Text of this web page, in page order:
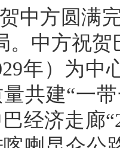
中方圆满
。中方祝
年）为
共建“一
经济走廊